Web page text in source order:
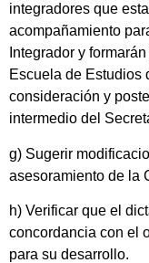
integradores que
acompañamiento
Integrador y
Escuela de Estudios
consideración y
intermedio del
g) Sugerir
asesoramiento de la
h) Verificar que el
concordancia con el
para su desarrollo.